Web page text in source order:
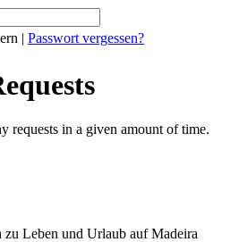
| Passwort vergessen?
zu Leben und Urlaub auf Madeira